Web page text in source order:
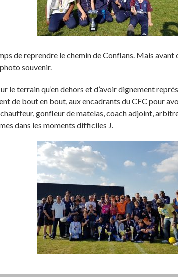
de reprendre le chemin de Conflans. Mais
souvenir.
le terrain qu’en dehors et d’avoir dignement
de bout en bout, aux encadrants du CFC pour
gonfleur de matelas, coach adjoint,
dans les moments difficiles J.